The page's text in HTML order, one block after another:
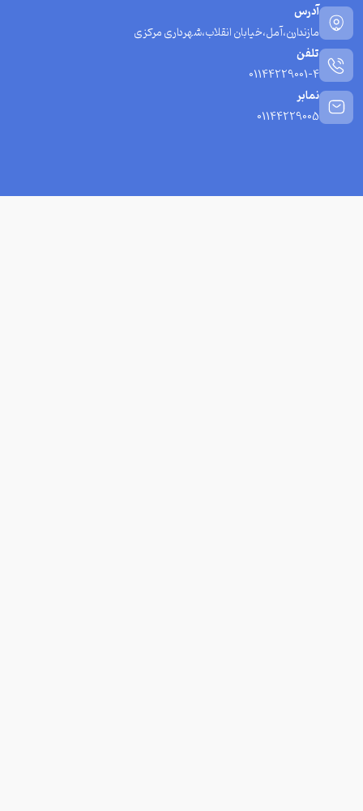
آدرس
مازندارن،آمل،خیابان انقلاب،شهرداری مرکزی
تلفن
01144229001-4
نمابر
01144229005